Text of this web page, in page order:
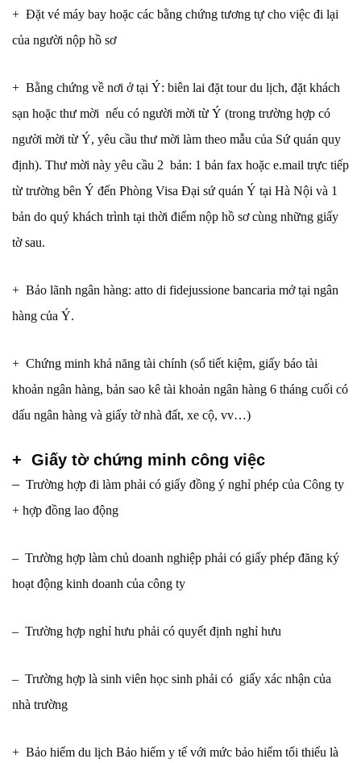
+ Đặt vé máy bay hoặc các bằng chứng tương tự cho việc đi lại
của người nộp hồ sơ
+ Bằng chứng về nơi ở tại Ý: biên lai đặt tour du lịch, đặt khách
sạn hoặc thư mời nếu có người mời từ Ý (trong trường hợp có
người mời từ Ý, yêu cầu thư mời làm theo mẫu của Sứ quán quy
định). Thư mời này yêu cầu 2 bản: 1 bản fax hoặc e.mail trực tiếp
từ trường bên Ý đến Phòng Visa Đại sứ quán Ý tại Hà Nội và 1
bản do quý khách trình tại thời điểm nộp hồ sơ cùng những giấy
tờ sau.
+ Bảo lãnh ngân hàng: atto di fidejussione bancaria mở tại ngân
hàng của Ý.
+ Chứng minh khả năng tài chính (sổ tiết kiệm, giấy báo tài
khoản ngân hàng, bản sao kê tài khoản ngân hàng 6 tháng cuối có
dấu ngân hàng và giấy tờ nhà đất, xe cộ, vv…)
+ Giấy tờ chứng minh công việc
–Trường hợp đi làm phải có giấy đồng ý nghỉ phép của Công ty
+ hợp đồng lao động
– Trường hợp làm chủ doanh nghiệp phải có giấy phép đăng ký
hoạt động kinh doanh của công ty
– Trường hợp nghỉ hưu phải có quyết định nghỉ hưu
– Trường hợp là sinh viên học sinh phải có giấy xác nhận của
nhà trường
+ Bảo hiểm du lịch Bảo hiểm y tế với mức bảo hiểm tối thiểu là